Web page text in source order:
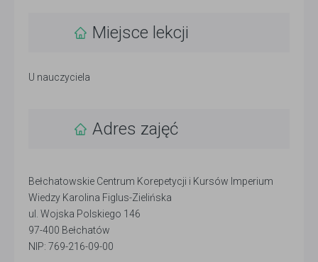
Miejsce lekcji
U nauczyciela
Adres zajęć
Bełchatowskie Centrum Korepetycji i Kursów Imperium
Wiedzy Karolina Figlus-Zielińska
ul. Wojska Polskiego 146
97-400 Bełchatów
NIP: 769-216-09-00